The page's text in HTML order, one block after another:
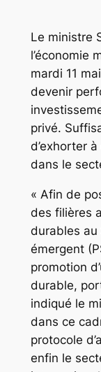
Le ministre
l’économie
mardi 11
devenir
privé.
d’exhorter
dans le
« Afin de
des filières
durables au
émergent
promotion
durable,
indiqué le
dans ce
protocole
enfin le